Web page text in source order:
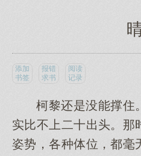
添加
书签
报错
求书
阅读
记录
柯黎还是没能撑住
实比不上二十出头。那
姿势，各种体位，都毫